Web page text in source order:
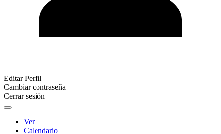
Editar Perfil
Cambiar contraseña
Cerrar sesión
Ver
Calendario